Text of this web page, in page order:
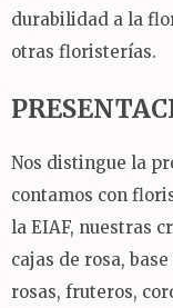
durabilidad a la
otras floristerías.
Nos distingue la
contamos con
la EIAF, nuestras
cajas de rosa,
rosas, fruteros,